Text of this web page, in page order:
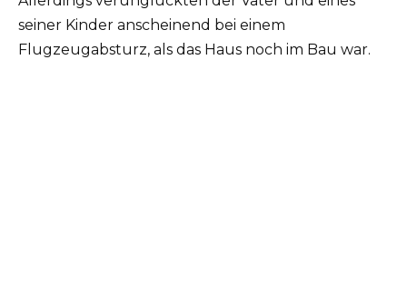
seiner Kinder anscheinend bei einem
Flugzeugabsturz, als das Haus noch im Bau war.